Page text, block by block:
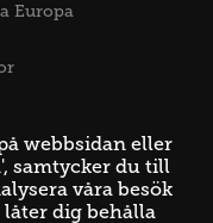
Europa
webbsidan eller
samtycker du till
våra besök
dig behålla